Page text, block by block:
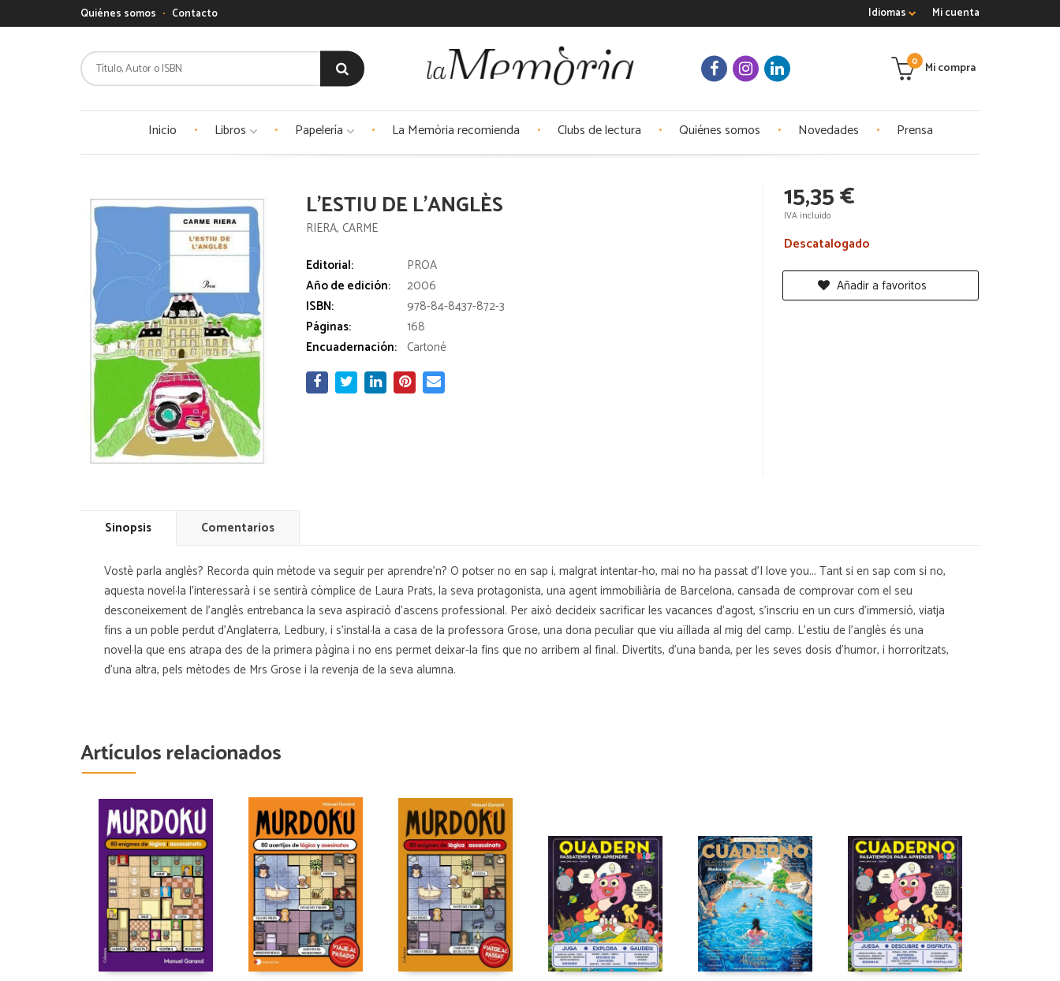
Mi cuenta
Idiomas
Quiénes somos Contacto
Mi compra
0
Inicio Libros Papelería La Memòria recomienda Clubs de lectura Quiénes somos Novedades Prensa
L'ESTIU DE L'ANGLÈS
RIERA, CARME
Editorial:
PROA
Año de edición:
2006
ISBN:
978-84-8437-872-3
Páginas:
168
Encuadernación: Cartoné
15,35 €
IVA incluido
Descatalogado
Añadir a favoritos
Sinopsis Comentarios
Vostè parla anglès? Recorda quin mètode va seguir per aprendre'n? O potser no en sap i, malgrat intentar-ho, mai no ha passat d'I love you... Tant si en sap com si no,
aquesta novel·la l'interessarà i se sentirà còmplice de Laura Prats, la seva protagonista, una agent immobiliària de Barcelona, cansada de comprovar com el seu
desconeixement de l'anglès entrebanca la seva aspiració d'ascens professional. Per això decideix sacrificar les vacances d'agost, s'inscriu en un curs d'immersió, viatja
fins a un poble perdut d'Anglaterra, Ledbury, i s'instal·la a casa de la professora Grose, una dona peculiar que viu aïllada al mig del camp. L'estiu de l'anglès és una
novel·la que ens atrapa des de la primera pàgina i no ens permet deixar-la fins que no arribem al final. Divertits, d'una banda, per les seves dosis d'humor, i horroritzats,
d'una altra, pels mètodes de Mrs Grose i la revenja de la seva alumna.
Artículos relacionados